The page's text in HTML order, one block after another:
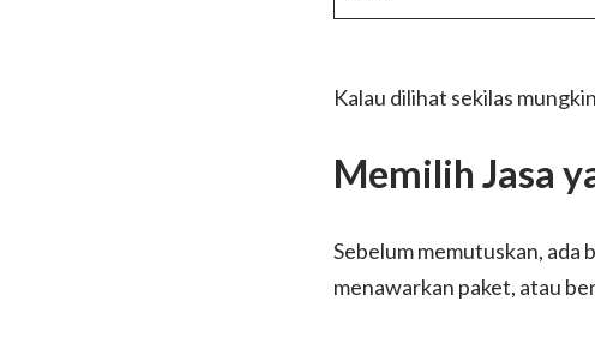
Kalau dilihat sekilas
Memilih Jasa
Sebelum memutuskan, ada
menawarkan paket, atau